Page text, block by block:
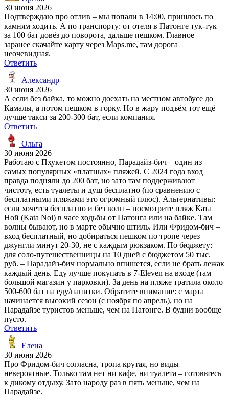
30 июня 2026
Подтверждаю про отлив – мы попали в 14:00, пришлось по
камням ходить. А по транспорту: от отеля в Патонге тук-тук
за 100 бат довёз до поворота, дальше пешком. Главное –
заранее скачайте карту через Maps.me, там дорога
неочевидная.
Ответить
Александр
30 июня 2026
А если без байка, то можно доехать на местном автобусе до
Камалы, а потом пешком в горку. Но в жару подъём тот ещё –
лучше такси за 200-300 бат, если компания.
Ответить
Ольга
30 июня 2026
Работаю с Пхукетом постоянно, Парадайз-бич – один из
самых популярных «платных» пляжей. С 2024 года вход
правда подняли до 200 бат, но зато там поддерживают
чистоту, есть туалеты и душ бесплатно (по сравнению с
бесплатными пляжами это огромный плюс). Альтернативы:
если хочется бесплатно и без волн – посмотрите пляж Ката
Ной (Kata Noi) в часе ходьбы от Патонга или на байке. Там
волны бывают, но в марте обычно штиль. Или Фридом-бич –
вход бесплатный, но добираться пешком по тропе через
джунгли минут 20-30, не с каждым рюкзаком. По бюджету:
для соло-путешественницы на 10 дней с бюджетом 50 тыс.
руб. – Парадайз-бич нормально впишется, если не брать лежак
каждый день. Еду лучше покупать в 7-Eleven на входе (там
большой магазин у парковки). За день на пляже тратила около
500-600 бат на еду/напитки. Обратите внимание: с марта
начинается высокий сезон (с ноября по апрель), но на
Парадайзе туристов меньше, чем на Патонге. В будни вообще
пусто.
Ответить
Елена
30 июня 2026
Про Фридом-бич согласна, тропа крутая, но виды
невероятные. Только там нет ни кафе, ни туалета – готовьтесь
к дикому отдыху. Зато народу раз в пять меньше, чем на
Парадайзе.